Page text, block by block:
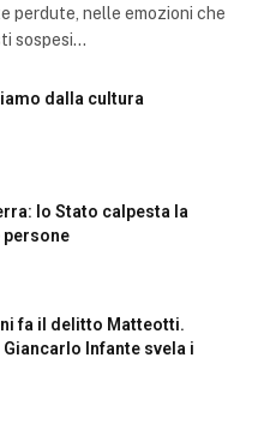
perdute, nelle emozioni che
sospesi…
dalla cultura
lo Stato calpesta la
fa il delitto Matteotti.
Giancarlo Infante svela i